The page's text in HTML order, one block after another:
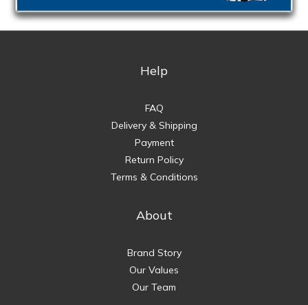
Help
FAQ
Delivery & Shipping
Payment
Return Policy
Terms & Conditions
About
Brand Story
Our Values
Our Team